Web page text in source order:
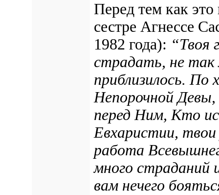
Перед тем как
сестре Агнессе
1982 года): “Твоя
страдать, не так
приблизилось.
Непорочной
перед Ним, Кто
Евхаристии, твои
работа
много страданий
вам нечего